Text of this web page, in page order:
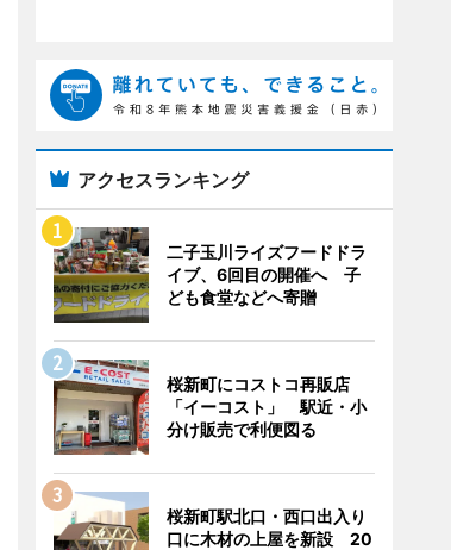
アクセスランキング
二子玉川ライズフードドラ
イブ、6回目の開催へ 子
ども食堂などへ寄贈
桜新町にコストコ再販店
「イーコスト」 駅近・小
分け販売で利便図る
桜新町駅北口・西口出入り
口に木材の上屋を新設 20